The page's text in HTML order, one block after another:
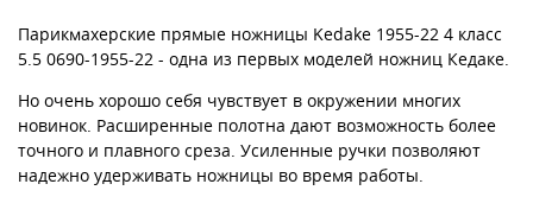
Парикмахерские прямые ножницы Kedake 1955-22 4 класс
5.5 0690-1955-22 - одна из первых моделей ножниц Кедаке.
Но очень хорошо себя чувствует в окружении многих
новинок. Расширенные полотна дают возможность более
точного и плавного среза. Усиленные ручки позволяют
надежно удерживать ножницы во время работы.